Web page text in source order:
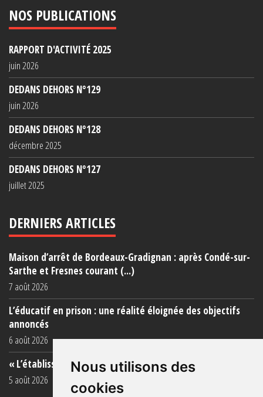
Nous utilisons des
cookies
NOS PUBLICATIONS
RAPPORT D'ACTIVITÉ 2025
juin 2026
DEDANS DEHORS N°129
juin 2026
DEDANS DEHORS N°128
décembre 2025
DEDANS DEHORS N°127
juillet 2025
DERNIERS ARTICLES
Maison d’arrêt de Bordeaux-Gradignan : après Condé-sur-
Sarthe et Fresnes courant (...)
7 août 2026
L’éducatif en prison : une réalité éloignée des objectifs
annoncés
6 août 2026
« L’établissement est une porcherie totale »
5 août 2026